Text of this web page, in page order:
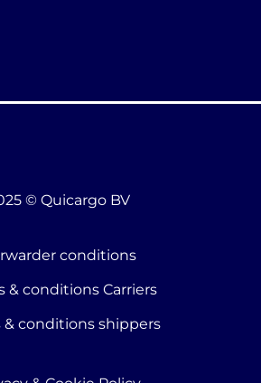
© Quicargo BV
conditions
& conditions Carriers
& conditions shippers